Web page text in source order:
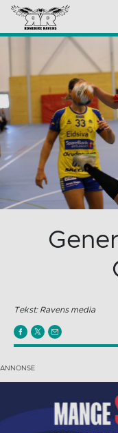
Tekst: Ravens media